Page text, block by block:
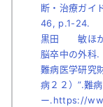
断・治療ガイ
46, p.1-24.
黒田 敏ほか.
脳卒中の外科
難病医学研究
病２２）”.難
ー.https://